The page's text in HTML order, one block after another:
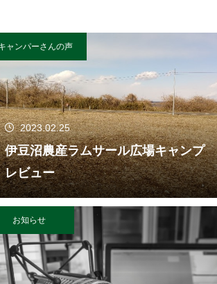
ャンパーさんの声
2023.02.25
伊豆沼農産ラムサール広場キャンプ
レビュー
お知らせ